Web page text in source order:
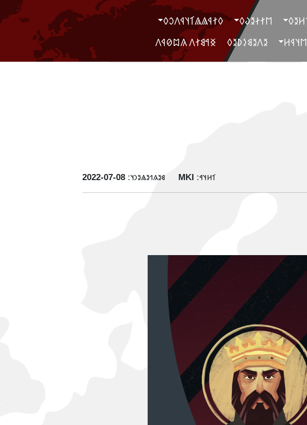
‮𐲮𐲐𐲇𐲉𐲜𐲓
‮𐲓𐲐𐲁𐲖𐲖𐲑𐲦𐲁𐲤𐲛𐲓
‮𐲉-
‮𐲉𐲤𐲉𐲘𐲋𐲚𐲉𐲓
‮ ‮𐲏𐲀𐲘𐲐𐲤 𐲍𐲪𐲗𐲁𐲤
𐳑𐳢𐳦𐳀:
MKI
𐳘𐳉𐳍𐳒𐳉𐳖𐳉𐳙𐳦:
‭2022-07-08